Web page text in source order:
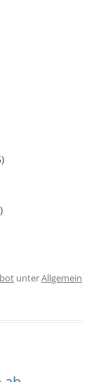
unterAllgemein